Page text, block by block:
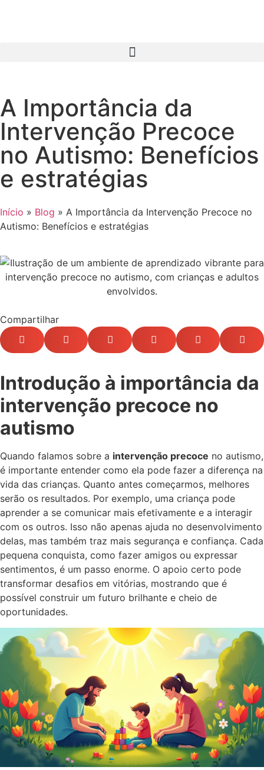
A Importância da
Intervenção Precoce
no Autismo: Benefícios
e estratégias
Início » Blog » A Importância da Intervenção Precoce no
Autismo: Benefícios e estratégias
Compartilhar
Introdução à importância da
intervenção precoce no
autismo
Quando falamos sobre a intervenção precoce no autismo,
é importante entender como ela pode fazer a diferença na
vida das crianças. Quanto antes começarmos, melhores
serão os resultados. Por exemplo, uma criança pode
aprender a se comunicar mais efetivamente e a interagir
com os outros. Isso não apenas ajuda no desenvolvimento
delas, mas também traz mais segurança e confiança. Cada
pequena conquista, como fazer amigos ou expressar
sentimentos, é um passo enorme. O apoio certo pode
transformar desafios em vitórias, mostrando que é
possível construir um futuro brilhante e cheio de
oportunidades.